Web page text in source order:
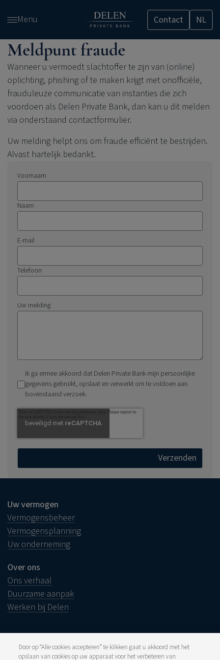
en
de
inhoud
gaan
Menu Contact NL
Meldpunt fraude
Wanneer u vermoedt slachtoffer te zijn van (online)
oplichting, phishing of te maken krijgt met onofficiële,
frauduleuze communicatie van instanties die zich
voordoen als Delen Private Bank, dan kan u dit melden
via onderstaand contactformulier.
Uw melding helpt ons om fraude efficiënt te bestrijden.
Alvast hartelijk bedankt.
Voornaam
Naam
E-mail
Telefoon
Uw melding
Ik ga ermee akkoord dat Delen Private Bank mijn persoonlijke
gegevens gebruikt, opslaat en verwerkt om te voldoen aan
bovenstaand verzoek.
Uw vermogen
Vermogensbeheer
Vermogensplanning
Uw onderneming
Over ons
Ons verhaal
Duurzame aanpak
Werken bij Delen
Juridische info
Door op “Alle cookies accepteren” te klikken gaat u akkoord met het
opslaan van cookies op uw apparaat voor het verbeteren van